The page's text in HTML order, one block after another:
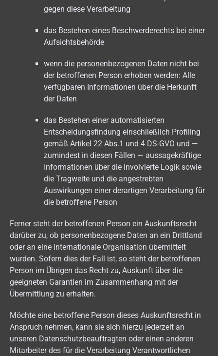
gegen diese Verarbeitung
das Bestehen eines Beschwerderechts bei einer
Aufsichtsbehörde
wenn die personenbezogenen Daten nicht bei
der betroffenen Person erhoben werden: Alle
verfügbaren Informationen über die Herkunft
der Daten
das Bestehen einer automatisierten
Entscheidungsfindung einschließlich Profiling
gemäß Artikel 22 Abs.1 und 4 DS-GVO und —
zumindest in diesen Fällen — aussagekräftige
Informationen über die involvierte Logik sowie
die Tragweite und die angestrebten
Auswirkungen einer derartigen Verarbeitung für
die betroffene Person
Ferner steht der betroffenen Person ein Auskunftsrecht
darüber zu, ob personenbezogene Daten an ein Drittland
oder an eine internationale Organisation übermittelt
wurden. Sofern dies der Fall ist, so steht der betroffenen
Person im Übrigen das Recht zu, Auskunft über die
geeigneten Garantien im Zusammenhang mit der
Übermittlung zu erhalten.
Möchte eine betroffene Person dieses Auskunftsrecht in
Anspruch nehmen, kann sie sich hierzu jederzeit an
unseren Datenschutzbeauftragten oder einen anderen
Mitarbeiter des für die Verarbeitung Verantwortlichen